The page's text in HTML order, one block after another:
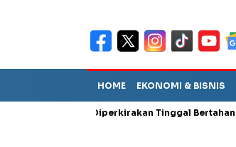
HOME EKONOMI & BISNIS
TPA Diperkirakan Tinggal Bertahan Dua Bulan